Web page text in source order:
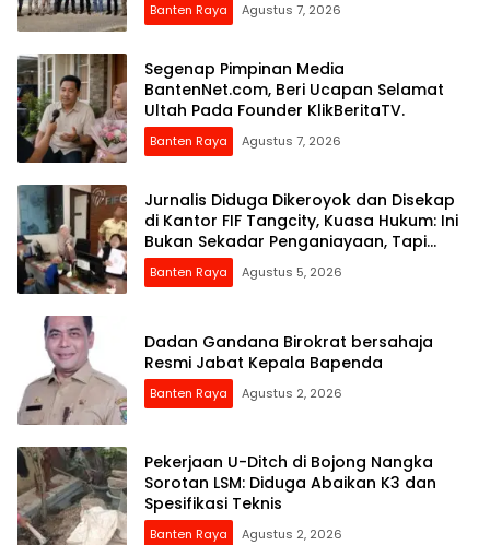
Banten Raya Agustus 7, 2026
Segenap Pimpinan Media
BantenNet.com, Beri Ucapan Selamat
Ultah Pada Founder KlikBeritaTV.
Banten Raya Agustus 7, 2026
Jurnalis Diduga Dikeroyok dan Disekap
di Kantor FIF Tangcity, Kuasa Hukum: Ini
Bukan Sekadar Penganiayaan, Tapi
Dugaan Pembungkaman Pers
Banten Raya Agustus 5, 2026
Dadan Gandana Birokrat bersahaja
Resmi Jabat Kepala Bapenda
Banten Raya Agustus 2, 2026
Pekerjaan U-Ditch di Bojong Nangka
Sorotan LSM: Diduga Abaikan K3 dan
Spesifikasi Teknis
Banten Raya Agustus 2, 2026